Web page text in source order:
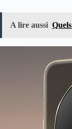
A lire aussi